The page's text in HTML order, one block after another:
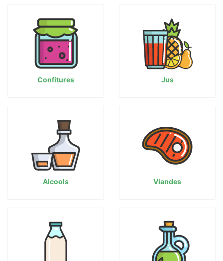
Confitures Jus
Alcools Viandes